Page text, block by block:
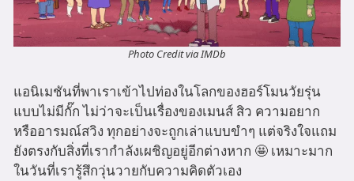
Photo Credit via IMDb
แอนิเมชันที่พาเราเข้าไปท่องในโลกของฮอร์โมนวัยรุ่น
แบบไม่มีกั๊ก ไม่ว่าจะเป็นเรื่องของเมนส์ สิว ความอยาก
หรืออารมณ์สวิง ทุกอย่างจะถูกเล่าแบบขำๆ แต่จริงใจแถม
ยังตรงกับสิ่งที่เรากำลังเผชิญอยู่อีกต่างหาก 🤩 เหมาะมาก
ในวันที่เรารู้สึกวุ่นวายกับความคิดตัวเอง